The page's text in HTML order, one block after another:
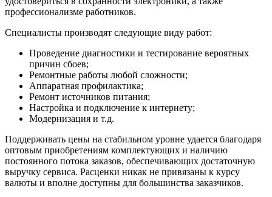
профессионализме работников.
Специалисты производят следующие виду работ:
Проведение диагностики и тестирование вероятных
причин сбоев;
Ремонтные работы любой сложности;
Аппаратная профилактика;
Ремонт источников питания;
Настройка и подключение к интернету;
Модернизация и т.д.
Поддерживать цены на стабильном уровне удается благодаря
оптовым приобретениям комплектующих и наличию
постоянного потока заказов, обеспечивающих достаточную
выручку сервиса. Расценки никак не привязаны к курсу
валюты и вполне доступны для большинства заказчиков.